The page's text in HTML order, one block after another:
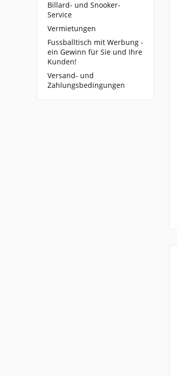
Billard- und Snooker-
Service
Vermietungen
Fussballtisch mit Werbung -
ein Gewinn für Sie und Ihre
Kunden!
Versand- und
Zahlungsbedingungen